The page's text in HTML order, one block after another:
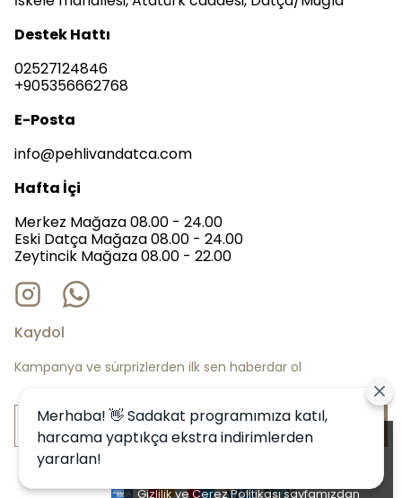
Alışveriş deneyiminizi iyileştirmek için
Gizlilik ve Çerez Politikasısayfamızdan
Destek Hattı
02527124846
+905356662768
E-Posta
info@pehlivandatca.com
Hafta İçi
Merkez Mağaza 08.00 - 24.00
Eski Datça Mağaza 08.00 - 24.00
Zeytincik Mağaza 08.00 - 22.00
Kaydol
Kampanya ve sürprizlerden ilk sen haberdar ol
Bize Katıl
Merhaba! 👋 Sadakat programımıza katıl,
harcama yaptıkça ekstra indirimlerden
yararlan!